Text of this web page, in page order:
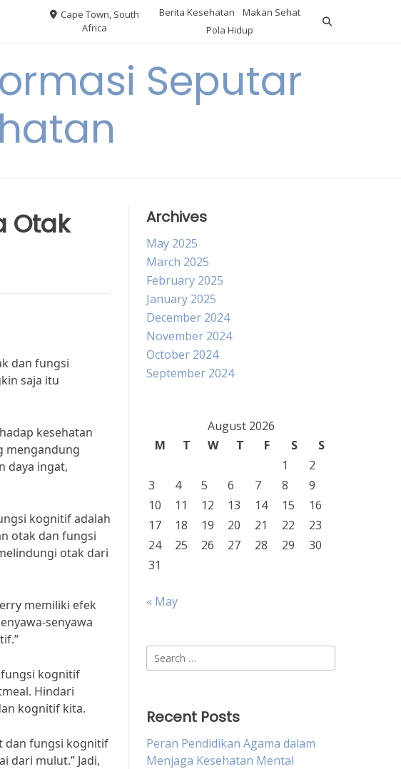
Cape Town, South
Africa
Berita Kesehatan
Makan Sehat
Pola Hidup
Seputar
Otak
dan fungsi
saja itu
kesehatan
mengandung
daya ingat,
kognitif adalah
otak dan fungsi
otak dari
memiliki efek
senyawa
fungsi kognitif
Hindari
kognitif kita.
dan fungsi kognitif
dari mulut.” Jadi,
Archives
May 2025
March 2025
February 2025
January 2025
December 2024
November 2024
October 2024
September 2024
August 2026
M
T W T F S
S
1
2
3
4 5 6 7 8
9
10
11 12 13 14 15
16
17
18 19 20 21 22
23
24
25 26 27 28 29
30
31
« May
Search
for:
Recent Posts
Peran Pendidikan Agama dalam
Menjaga Kesehatan Mental